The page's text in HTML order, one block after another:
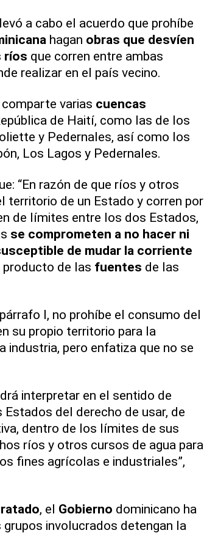
a cabo el acuerdo que prohíbe
hagan obras que desvíen
ríos que corren entre ambas
realizar en el país vecino.
comparte varias cuencas
de Haití, como las de los
y Pedernales, así como los
Los Lagos y Pedernales.
“En razón de que ríos y otros
territorio de un Estado y corren por
de límites entre los dos Estados,
se comprometen a no hacer ni
de mudar la corriente
de las fuentes de las
I, no prohíbe el consumo del
su propio territorio para la
industria, pero enfatiza que no se
interpretar en el sen­tido de
Estados del derecho de usar, de
dentro de los límites de sus
ríos y otros cursos de agua para
fines agrícolas e industriales”,
, el Gobierno dominicano ha
involucrados detengan la